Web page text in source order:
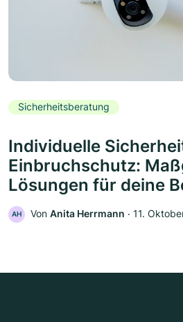
Sicherheitsberatung
Individuelle
Einbruchschutz:
Lösungen für deine
AH Von Anita Herrmann ‧ 11.